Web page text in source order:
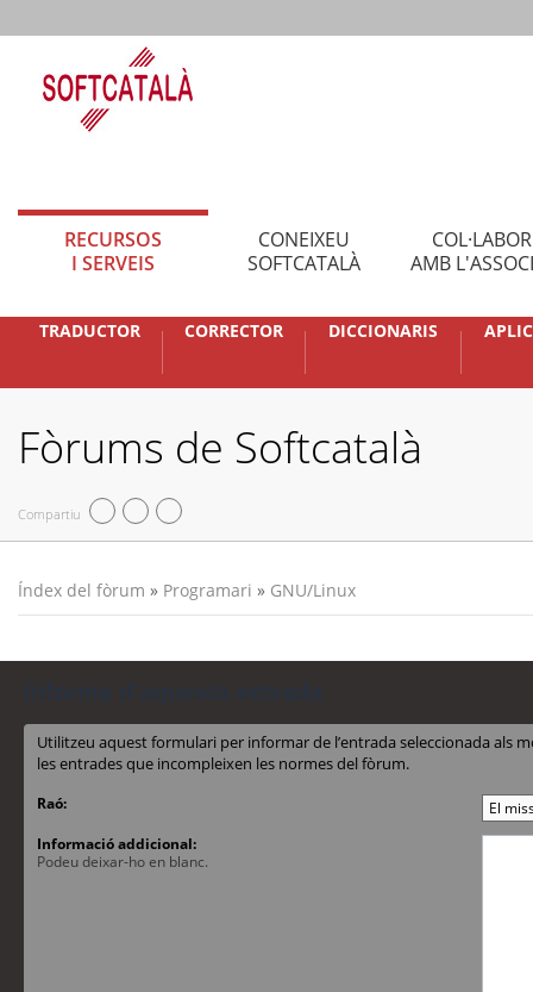
RECURSOS
I SERVEIS
CONEIXEU
SOFTCATALÀ
AMB
TRADUCTOR CORRECTOR DICCIONARIS
Fòrums de Softcatalà
Compartiu
Índex del fòrum » Programari » GNU/Linux
Utilitzeu aquest formulari per informar de l’entrada seleccionada als
les entrades que incompleixen les normes del fòrum.
Raó:
Informació addicional:
Podeu deixar-ho en blanc.